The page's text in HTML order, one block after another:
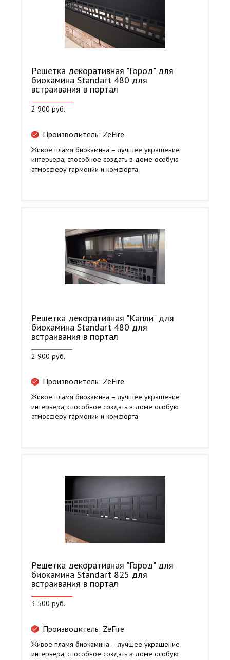
Решетка декоративная "Город" для
биокамина Standart 480 для
встраивания в портал
2 900 руб.
Производитель: ZeFire
Живое пламя биокамина – лучшее украшение
интерьера, способное создать в доме особую
атмосферу гармонии и комфорта.
Решетка декоративная "Капли" для
биокамина Standart 480 для
встраивания в портал
2 900 руб.
Производитель: ZeFire
Живое пламя биокамина – лучшее украшение
интерьера, способное создать в доме особую
атмосферу гармонии и комфорта.
Решетка декоративная "Город" для
биокамина Standart 825 для
встраивания в портал
3 500 руб.
Производитель: ZeFire
Живое пламя биокамина – лучшее украшение
интерьера, способное создать в доме особую